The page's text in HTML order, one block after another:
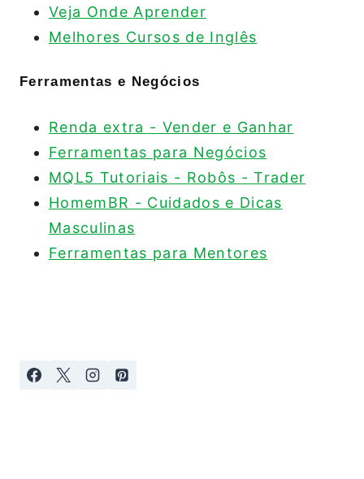
Veja Onde Aprender
Melhores Cursos de Inglês
Ferramentas e Negócios
Renda extra - Vender e Ganhar
Ferramentas para Negócios
MQL5 Tutoriais - Robôs - Trader
HomemBR - Cuidados e Dicas
Masculinas
Ferramentas para Mentores